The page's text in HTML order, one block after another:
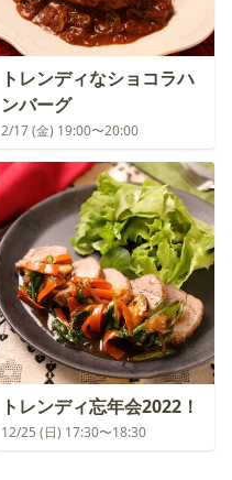
トレンディなショコラハ
ンバーグ
2/17 (金) 19:00〜20:00
トレンディ忘年会2022！
12/25 (日) 17:30〜18:30